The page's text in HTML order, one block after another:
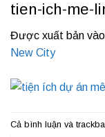
tien-ich-me-
Được xuất bản vào
New City
Cả bình luận và